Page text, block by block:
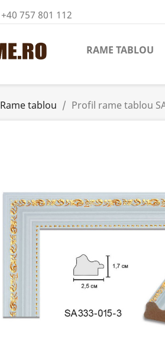
+40 757 801 112
RAME TABLOU
Rame tablou Profil rame tablou